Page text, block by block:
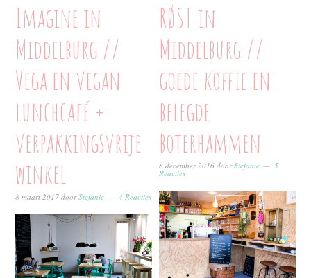
Imagine in
Middelburg //
Vega en vegan
lunchcafé +
verpakkingsvrije
winkel
8 maart 2017 doorStefanie 4 Reacties
RØST in
Middelburg //
goede koffie en
belegde
boterhammen
8 december 2016 doorStefanie 5
Reacties